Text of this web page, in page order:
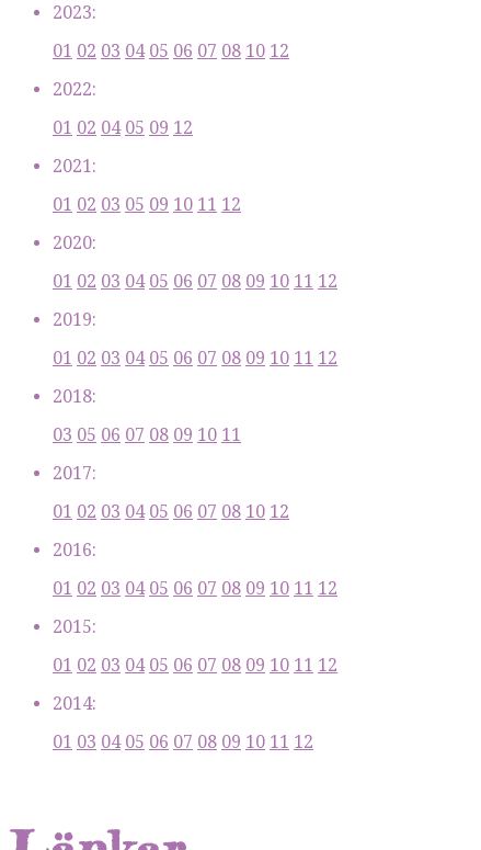
2023:
01 02 03 04 05 06 07 08 10 12
2022:
01 02 04 05 09 12
2021:
01 02 03 05 09 10 11 12
2020:
01 02 03 04 05 06 07 08 09 10 11 12
2019:
01 02 03 04 05 06 07 08 09 10 11 12
2018:
03 05 06 07 08 09 10 11
2017:
01 02 03 04 05 06 07 08 10 12
2016:
01 02 03 04 05 06 07 08 09 10 11 12
2015:
01 02 03 04 05 06 07 08 09 10 11 12
2014:
01 03 04 05 06 07 08 09 10 11 12